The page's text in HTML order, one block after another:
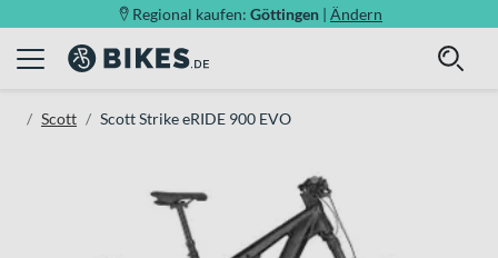
Regional kaufen: Göttingen | Ändern
Scott Scott Strike eRIDE 900 EVO